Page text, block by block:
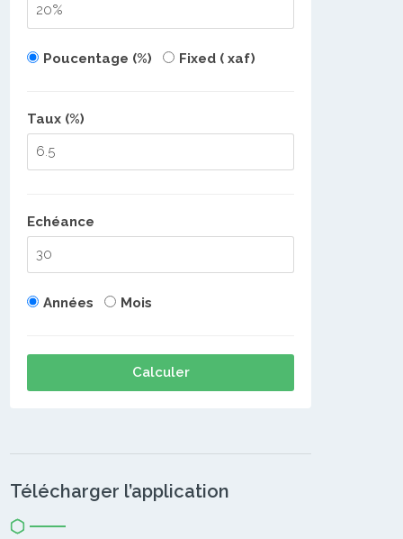
Poucentage (%) Fixed ( xaf)
Taux (%)
Echéance
Années Mois
Calculer
Télécharger l’application